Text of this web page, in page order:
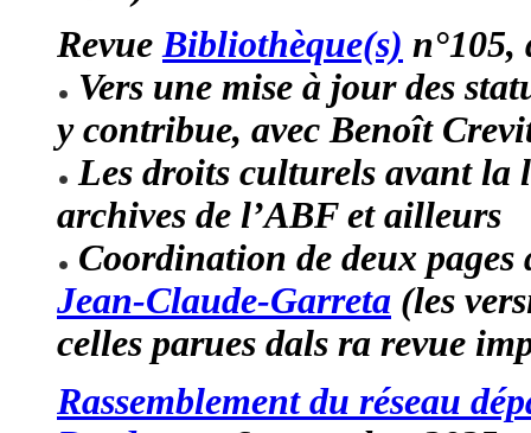
RevueBibliothèque(s) n°105,
Vers une mise à jour des
y contribue, avec Benoît
Les droits culturels avant la
archives de l’ABF et ailleurs
Coordination de deux pages
Jean-Claude-Garreta (les
celles parues dals ra revue
Rassemblement du réseau